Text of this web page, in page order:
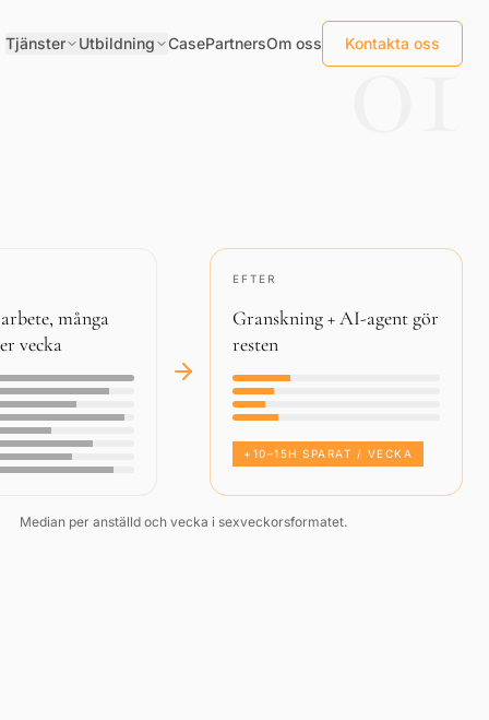
Tjänster Utbildning CasePartnersOm oss Kontakta oss
01
många
vecka
EFTER
Granskning + AI-agent gör
resten
+10–15H SPARAT / VECKA
Median per anställd och vecka i sexveckorsformatet.